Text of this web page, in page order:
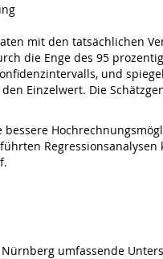
mit den tatsächlichen
die Enge des 95
und
Einzelwert. Die
umfassende